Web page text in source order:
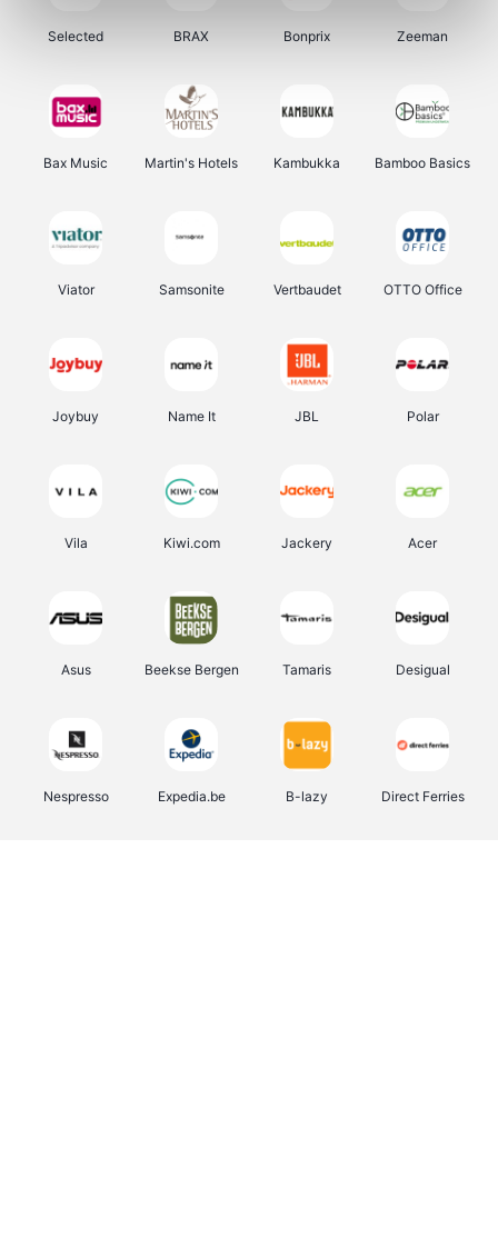
Selected BRAX Bonprix Zeeman
Bax Music Martin's Hotels Kambukka Bamboo Basics
Viator Samsonite Vertbaudet OTTO Office
Joybuy Name It JBL Polar
Vila Kiwi.com Jackery Acer
Asus Beekse Bergen Tamaris Desigual
Nespresso Expedia.be B-lazy Direct Ferries